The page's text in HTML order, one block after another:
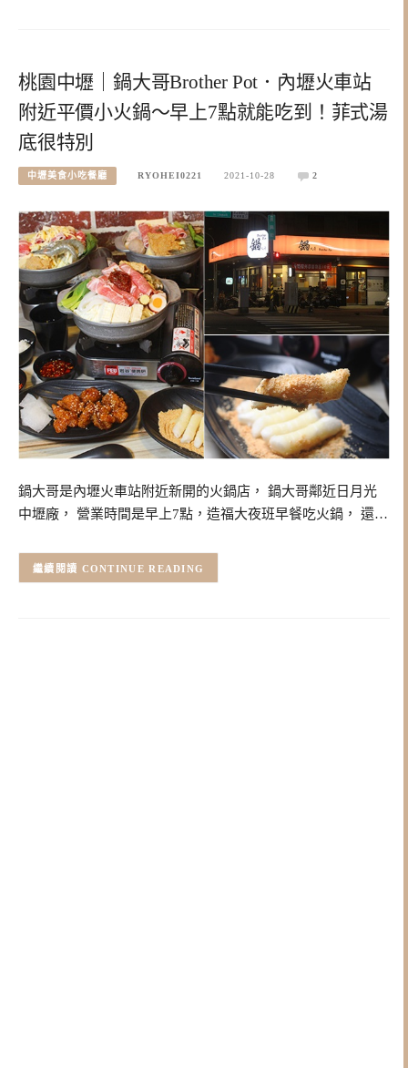
桃園中壢｜鍋大哥Brother Pot．內壢火車站
附近平價小火鍋～早上7點就能吃到！菲式湯
底很特別
中壢美食小吃餐廳 RYOHEI0221 2021-10-28 2
鍋大哥是內壢火車站附近新開的火鍋店， 鍋大哥鄰近日月光
中壢廠， 營業時間是早上7點，造福大夜班早餐吃火鍋， 還…
CONTINUE READING